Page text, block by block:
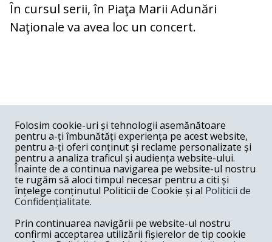
În cursul serii, în Piaţa Marii Adunări
Naţionale va avea loc un concert.
COMENTARII
Nume
Email
Folosim cookie-uri și tehnologii asemănătoare
pentru a-ți îmbunătăți experiența pe acest website,
pentru a-ți oferi conținut și reclame personalizate și
pentru a analiza traficul și audiența website-ului.
Înainte de a continua navigarea pe website-ul nostru
te rugăm să aloci timpul necesar pentru a citi și
înțelege conținutul Politicii de Cookie și al Politicii de
Confidențialitate.
Prin continuarea navigării pe website-ul nostru
confirmi acceptarea utilizării fișierelor de tip cookie